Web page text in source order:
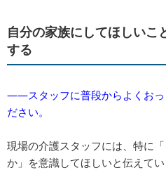
自分の家族にしてほしいこ
する
――スタッフに普段からよくおっ
ださい。
現場の介護スタッフには、特に
か」を意識してほしいと伝えてい